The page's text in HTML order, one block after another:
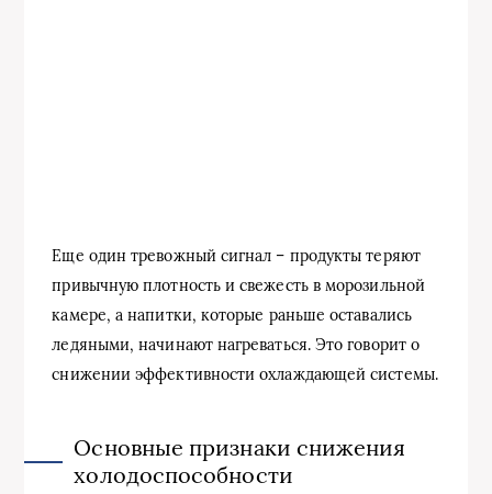
Еще один тревожный сигнал – продукты теряют
привычную плотность и свежесть в морозильной
камере, а напитки, которые раньше оставались
ледяными, начинают нагреваться. Это говорит о
снижении эффективности охлаждающей системы.
Основные признаки снижения
холодоспособности